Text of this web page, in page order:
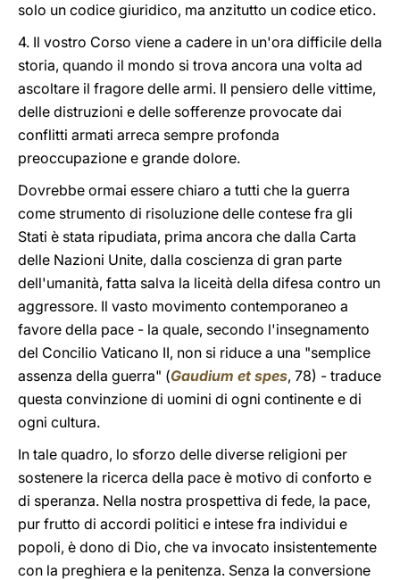
solo un codice giuridico, ma anzitutto un codice etico.
4. Il vostro Corso viene a cadere in un'ora difficile della
storia, quando il mondo si trova ancora una volta ad
ascoltare il fragore delle armi. Il pensiero delle vittime,
delle distruzioni e delle sofferenze provocate dai
conflitti armati arreca sempre profonda
preoccupazione e grande dolore.
Dovrebbe ormai essere chiaro a tutti che la guerra
come strumento di risoluzione delle contese fra gli
Stati è stata ripudiata, prima ancora che dalla Carta
delle Nazioni Unite, dalla coscienza di gran parte
dell'umanità, fatta salva la liceità della difesa contro un
aggressore. Il vasto movimento contemporaneo a
favore della pace - la quale, secondo l'insegnamento
del Concilio Vaticano II, non si riduce a una "semplice
assenza della guerra" (Gaudium et spes, 78) - traduce
questa convinzione di uomini di ogni continente e di
ogni cultura.
In tale quadro, lo sforzo delle diverse religioni per
sostenere la ricerca della pace è motivo di conforto e
di speranza. Nella nostra prospettiva di fede, la pace,
pur frutto di accordi politici e intese fra individui e
popoli, è dono di Dio, che va invocato insistentemente
con la preghiera e la penitenza. Senza la conversione